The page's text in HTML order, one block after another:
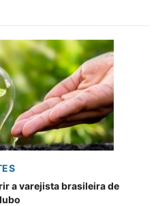
a varejista brasileira de